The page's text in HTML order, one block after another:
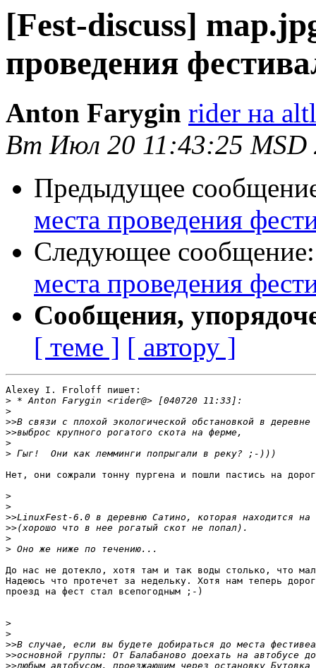
[Fest-discuss]
проведения
Anton Farygin rider на
Вт Июл 20 11:43:25 MSD
Предыдущее
места проведения
Следующее
места проведения
Сообщения,
[ теме ] [ автору ]
Alexey I. Froloff пишет:
>
>
>>
>>
>
>
Нет, они сожрали тонну пургена и пошли пастись на
>
>
>>
>>
>
>
До нас не дотекло, хотя там и так воды столько, что
Надеюсь что протечет за недельку. Хотя нам теперь
проезд на фест стал всепогодным ;-)
>
>
>>
>>
>>